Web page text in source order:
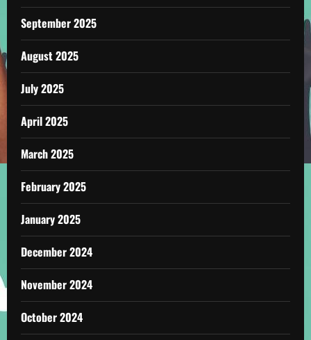
September 2025
August 2025
July 2025
April 2025
March 2025
February 2025
January 2025
December 2024
November 2024
October 2024